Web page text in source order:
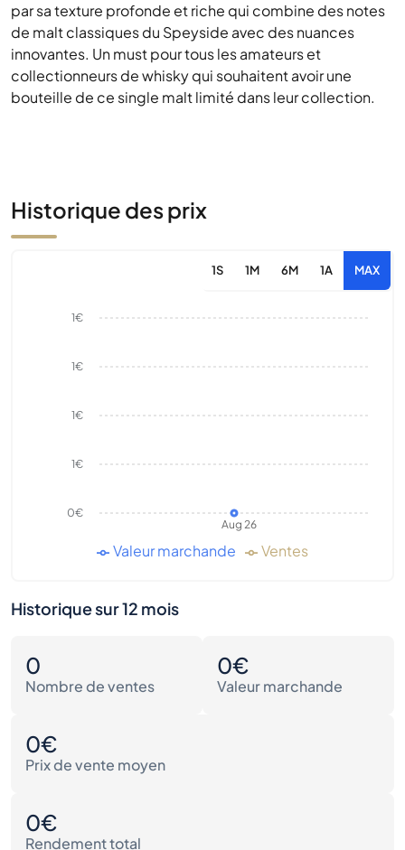
par sa texture profonde et riche qui combine des notes
de malt classiques du Speyside avec des nuances
innovantes. Un must pour tous les amateurs et
collectionneurs de whisky qui souhaitent avoir une
bouteille de ce single malt limité dans leur collection.
Historique des prix
1S 1M 6M 1A MAX
Aug 26
0€
1€
1€
1€
1€
Valeur marchande Ventes
Historique sur 12 mois
0
Nombre de ventes
0€
Valeur marchande
0€
Prix de vente moyen
0€
Rendement total